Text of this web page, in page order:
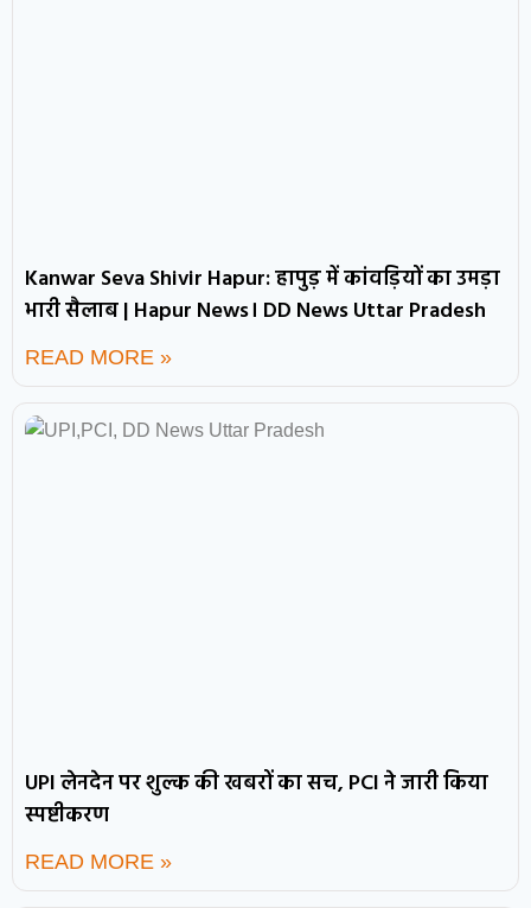
Kanwar Seva Shivir Hapur: हापुड़ में कांवड़ियों का उमड़ा
भारी सैलाब | Hapur News। DD News Uttar Pradesh
READ MORE »
UPI लेनदेन पर शुल्क की खबरों का सच, PCI ने जारी किया
स्पष्टीकरण
READ MORE »